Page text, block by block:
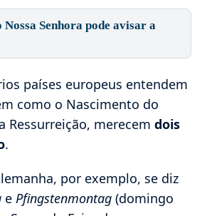
Nossa Senhora pode avisar a
países europeus entendem
como o Nascimento do
Ressurreição, merecemdois
.
por exemplo, se diz
ePfingstenmontag (domingo